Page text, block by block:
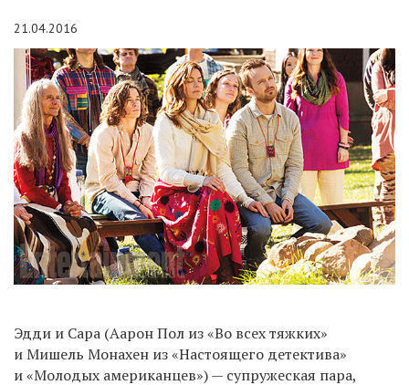
21.04.2016
Эдди и Сара (Аарон Пол из «Во всех тяжких»
и Мишель Монахен из «Настоящего детектива»
и «Молодых американцев») — супружеская пара,